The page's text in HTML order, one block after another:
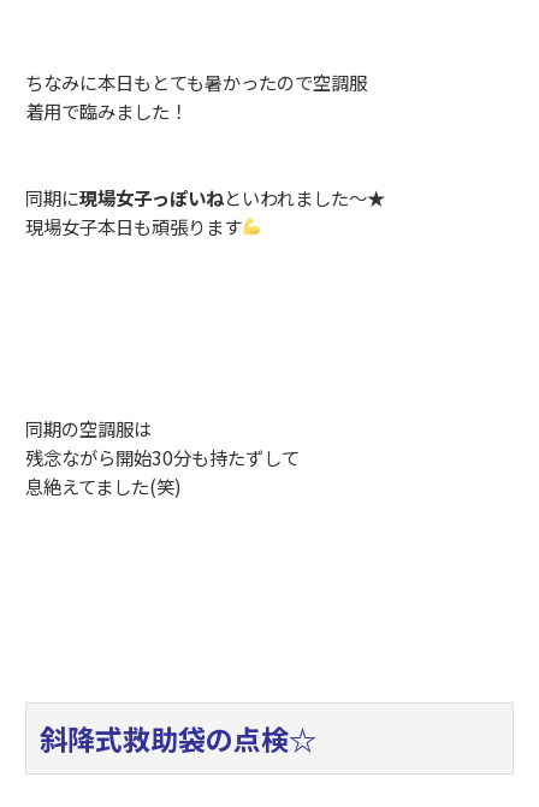
ちなみに本日もとても暑かったので空調服
着用で臨みました！
同期に現場女子っぽいねといわれました～★
現場女子本日も頑張ります
同期の空調服は
残念ながら開始30分も持たずして
息絶えてました(笑)
斜降式救助袋の点検☆